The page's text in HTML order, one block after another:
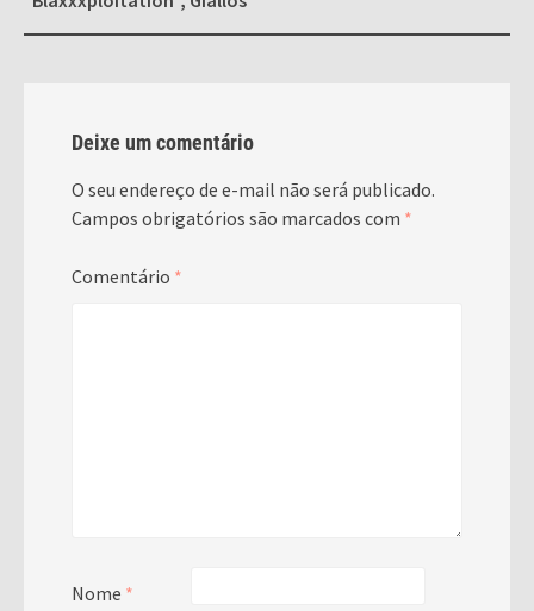
Deixe um comentário
O seu endereço de e-mail não será publicado.
Campos obrigatórios são marcados com *
Comentário *
Nome *